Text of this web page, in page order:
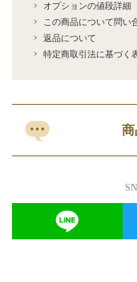
オプションの値段詳細
この商品について問い
返品について
特定商取引法に基づく
商